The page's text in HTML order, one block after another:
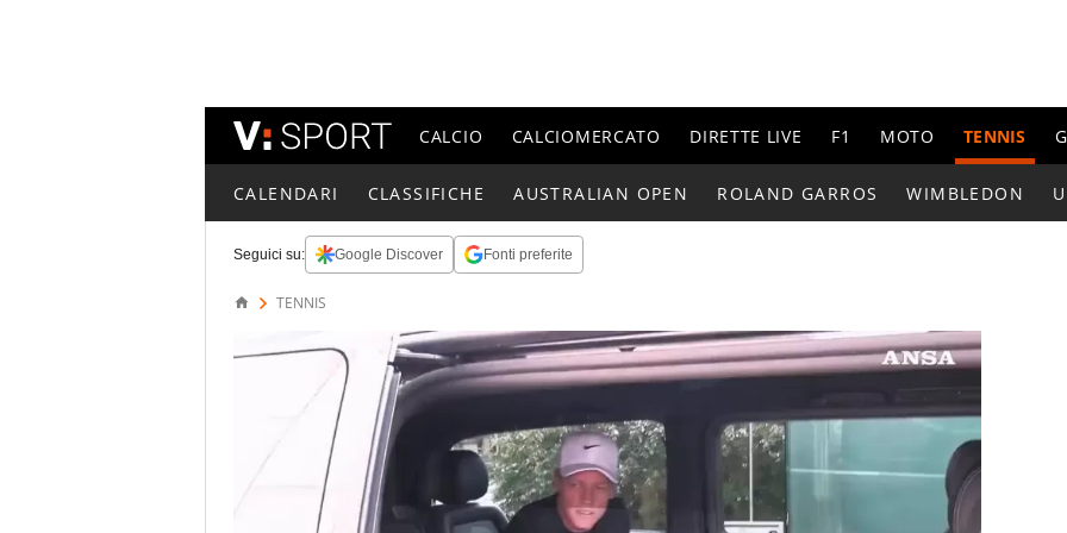
CALCIO CALCIOMERCATO DIRETTE LIVE F1 MOTO TENNIS
CALENDARI CLASSIFICHE AUSTRALIAN OPEN ROLAND GARROS WIMBLEDON
Seguici su: Google Discover Fonti preferite
TENNIS